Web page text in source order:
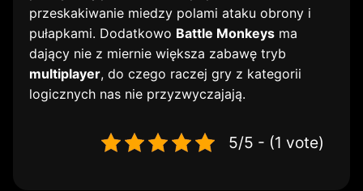
przeskakiwanie miedzy polami ataku obrony i
pułapkami. Dodatkowo Battle Monkeys ma
dający nie z miernie większa zabawę tryb
multiplayer, do czego raczej gry z kategorii
logicznych nas nie przyzwyczajają.
5/5 - (1 vote)